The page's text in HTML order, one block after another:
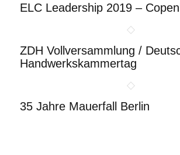
ELC Leadership 2019 –
ZDH Vollversammlung /
Handwerkskammertag
35 Jahre Mauerfall Berlin